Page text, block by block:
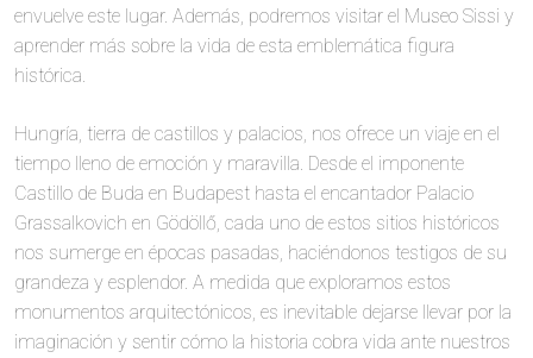
envuelve este lugar. Además, podremos visitar el Museo Sissi y
aprender más sobre la vida de esta emblemática figura
histórica.
Hungría, tierra de castillos y palacios, nos ofrece un viaje en el
tiempo lleno de emoción y maravilla. Desde el imponente
Castillo de Buda en Budapest hasta el encantador Palacio
Grassalkovich en Gödöllő, cada uno de estos sitios históricos
nos sumerge en épocas pasadas, haciéndonos testigos de su
grandeza y esplendor. A medida que exploramos estos
monumentos arquitectónicos, es inevitable dejarse llevar por la
imaginación y sentir cómo la historia cobra vida ante nuestros